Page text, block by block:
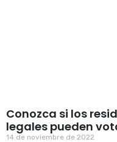
Conozca si los
legales pueden
14 de noviembre de 2022